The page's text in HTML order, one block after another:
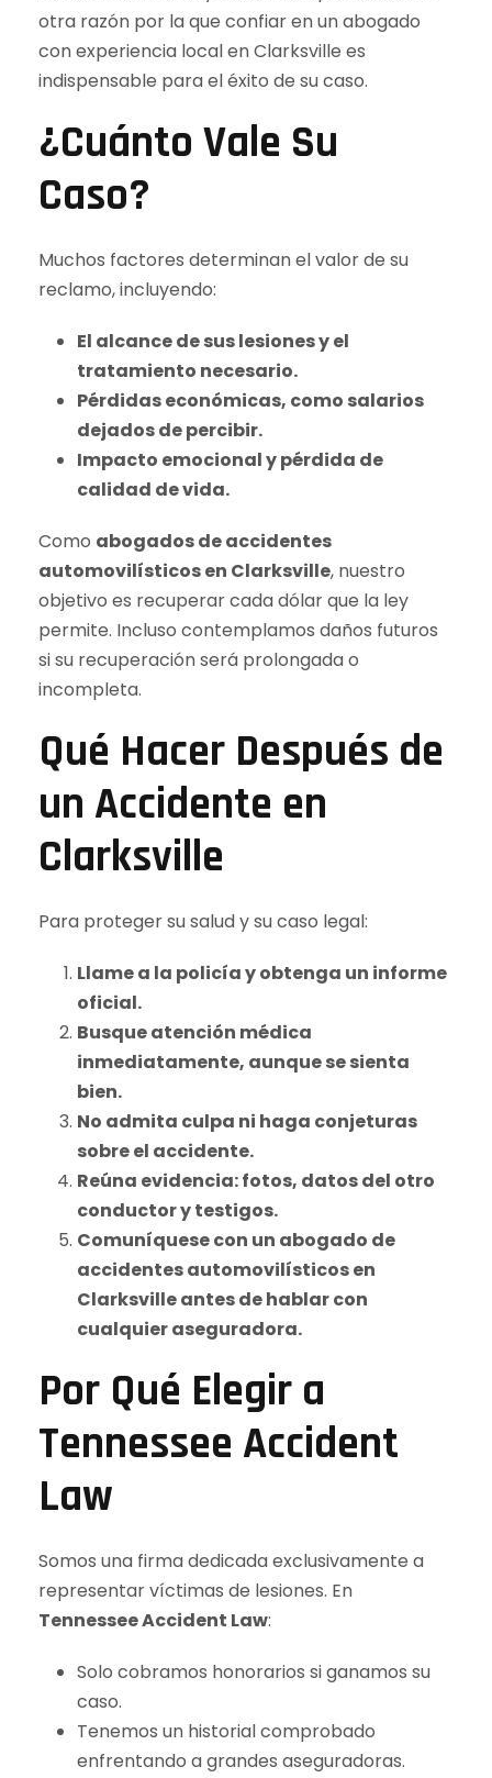
otra razón por la que confiar en un abogado
con experiencia local en Clarksville es
indispensable para el éxito de su caso.
¿Cuánto Vale Su
Caso?
Muchos factores determinan el valor de su
reclamo, incluyendo:
El alcance de sus lesiones y el
tratamiento necesario.
Pérdidas económicas, como salarios
dejados de percibir.
Impacto emocional y pérdida de
calidad de vida.
Como abogados de accidentes
automovilísticos en Clarksville, nuestro
objetivo es recuperar cada dólar que la ley
permite. Incluso contemplamos daños futuros
si su recuperación será prolongada o
incompleta.
Qué Hacer Después de
un Accidente en
Clarksville
Para proteger su salud y su caso legal:
Llame a la policía y obtenga un informe
oficial.
Busque atención médica
inmediatamente, aunque se sienta
bien.
No admita culpa ni haga conjeturas
sobre el accidente.
Reúna evidencia: fotos, datos del otro
conductor y testigos.
Comuníquese con un abogado de
accidentes automovilísticos en
Clarksville antes de hablar con
cualquier aseguradora.
Por Qué Elegir a
Tennessee Accident
Law
Somos una firma dedicada exclusivamente a
representar víctimas de lesiones. En
Tennessee Accident Law:
Solo cobramos honorarios si ganamos su
caso.
Tenemos un historial comprobado
enfrentando a grandes aseguradoras.